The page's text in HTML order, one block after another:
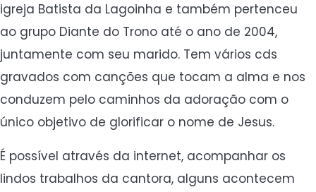
igreja Batista da Lagoinha e também pertenceu
ao grupo Diante do Trono até o ano de 2004,
juntamente com seu marido. Tem vários cds
gravados com canções que tocam a alma e nos
conduzem pelo caminhos da adoração com o
único objetivo de glorificar o nome de Jesus.
É possível através da internet, acompanhar os
lindos trabalhos da cantora, alguns acontecem